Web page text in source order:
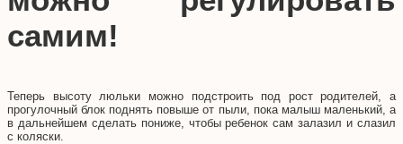
самим!
Теперь высоту люльки можно подстроить под рост родителей, а
прогулочный блок поднять повыше от пыли, пока малыш маленький, а
в дальнейшем сделать пониже, чтобы ребенок сам залазил и слазил
с коляски.